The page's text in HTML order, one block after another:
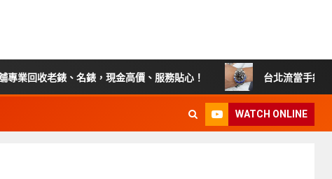
收老錶、名錶，現金高價、服務貼心！ 台北流當手錶拍賣 原
WATCH ONLINE